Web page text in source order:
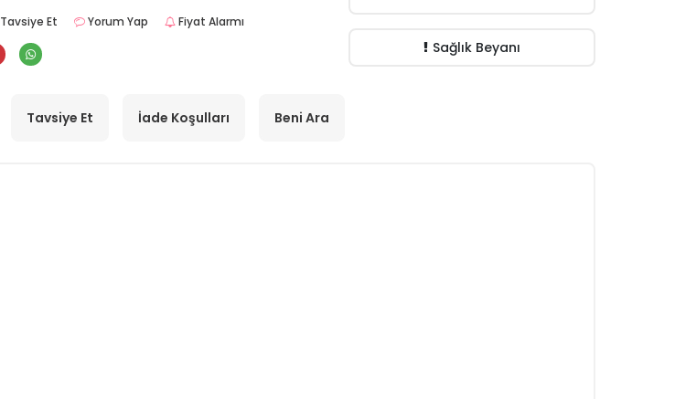
Tavsiye Et Yorum Yap Fiyat Alarmı
Sağlık Beyanı
Tavsiye Et İade Koşulları Beni Ara